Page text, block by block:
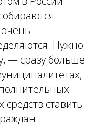
Нужно
— сразу больше
ставить